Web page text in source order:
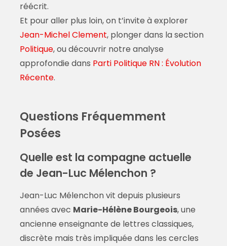
réécrit.
Et pour aller plus loin, on t’invite à explorer
Jean-Michel Clement, plonger dans la section
Politique, ou découvrir notre analyse
approfondie dans Parti Politique RN : Évolution
Récente.
Questions Fréquemment
Posées
Quelle est la compagne actuelle
de Jean-Luc Mélenchon ?
Jean-Luc Mélenchon vit depuis plusieurs
années avec Marie-Hélène Bourgeois, une
ancienne enseignante de lettres classiques,
discrète mais très impliquée dans les cercles